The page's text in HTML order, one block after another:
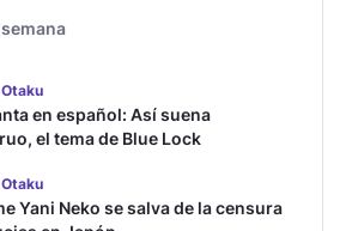
en español: Así suena
el tema de Blue Lock
Yani Neko se salva de la censura